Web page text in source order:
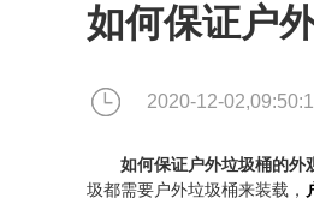
如何保证户
2020-12-
如何保证户外垃圾桶的外
圾都需要户外垃圾桶来装载，